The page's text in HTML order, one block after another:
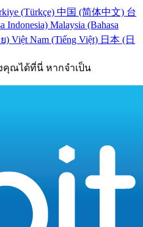
(Türkçe) 中国 (简体中文) 台
Indonesia) Malaysia (Bahasa
) Việt Nam (Tiếng Việt) 日本 (日
ณได้ที่นี่ หากจำเป็น